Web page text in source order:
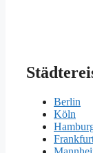
Berlin
Köln